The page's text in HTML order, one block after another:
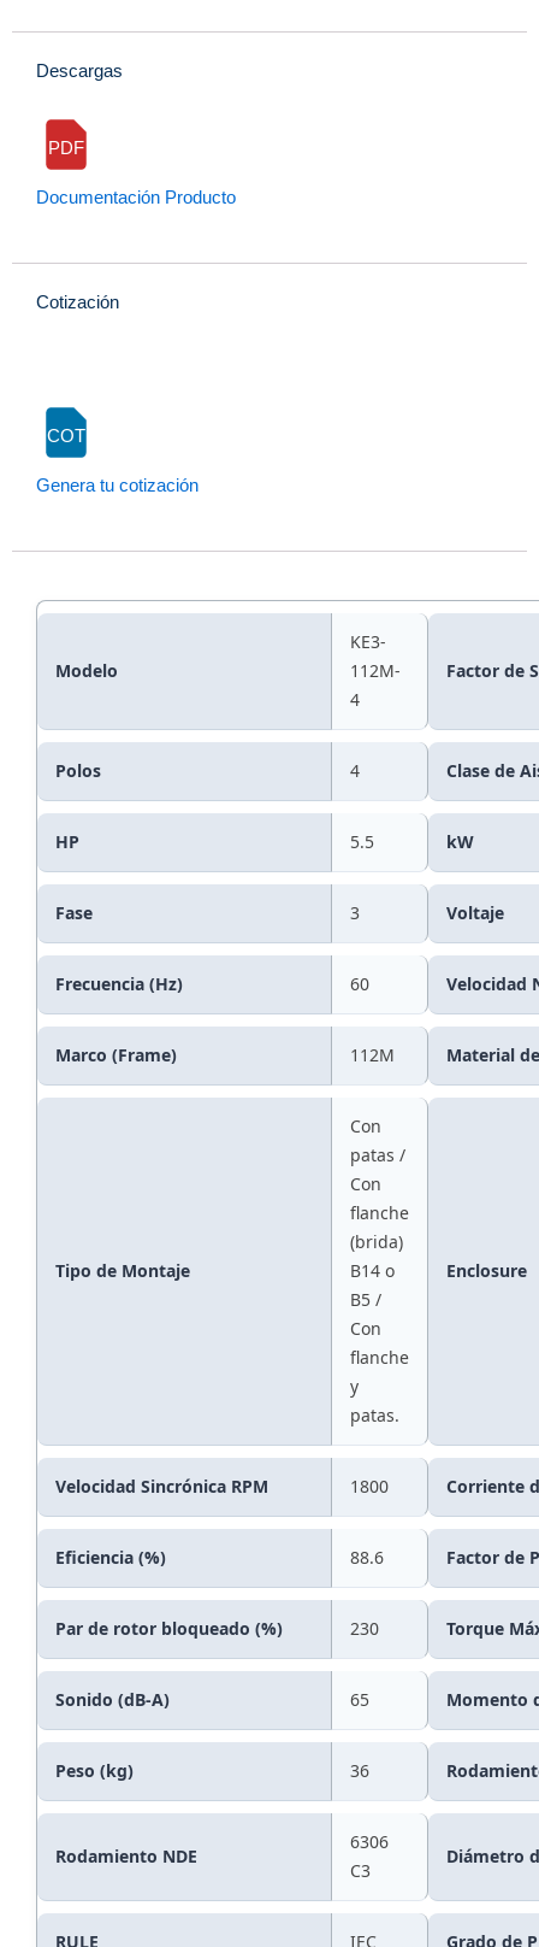
Descargas
PDF
Documentación Producto
Cotización
COT
Genera tu cotización
Modelo
KE3-
112M-
4
Factor de
Polos 4 Clase de
HP 5.5 kW
Fase 3 Voltaje
Frecuencia (Hz) 60 Velocidad
Marco (Frame) 112M Material
Tipo de Montaje
Con
patas /
Con
flanche
(brida)
B14 o
B5 /
Con
flanche
y
patas.
Enclosure
Velocidad Sincrónica RPM 1800 Corriente
Eficiencia (%) 88.6 Factor de
Par de rotor bloqueado (%) 230 Torque
Sonido (dB-A) 65 Momento
Peso (kg) 36
Rodamiento NDE
6306
C3
Diámetro
RULE IEC Grado de